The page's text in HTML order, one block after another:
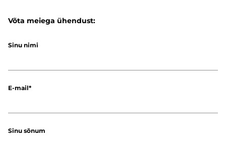
Võta meiega ühendust:
Sinu nimi
E-mail
Sinu sõnum